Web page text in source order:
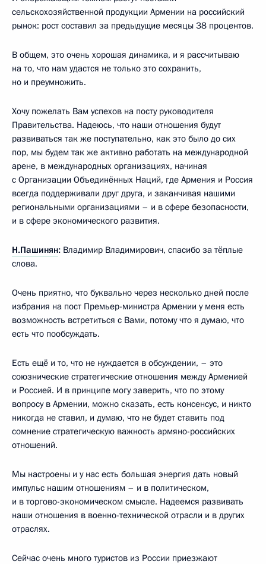
сельскохозяйственной продукции Армении на российский
рынок: рост составил за предыдущие месяцы 38 процентов.
В общем, это очень хорошая динамика, и я рассчитываю
на то, что нам удастся не только это сохранить,
но и преумножить.
Хочу пожелать Вам успехов на посту руководителя
Правительства. Надеюсь, что наши отношения будут
развиваться так же поступательно, как это было до сих
пор, мы будем так же активно работать на международной
арене, в международных организациях, начиная
с Организации Объединённых Наций, где Армения и Россия
всегда поддерживали друг друга, и заканчивая нашими
региональными организациями – и в сфере безопасности,
и в сфере экономического развития.
Н.Пашинян: Владимир Владимирович, спасибо за тёплые
слова.
Очень приятно, что буквально через несколько дней после
избрания на пост Премьер-министра Армении у меня есть
возможность встретиться с Вами, потому что я думаю, что
есть что пообсуждать.
Есть ещё и то, что не нуждается в обсуждении, – это
союзнические стратегические отношения между Арменией
и Россией. И в принципе могу заверить, что по этому
вопросу в Армении, можно сказать, есть консенсус, и никто
никогда не ставил, и думаю, что не будет ставить под
сомнение стратегическую важность армяно-российских
отношений.
Мы настроены и у нас есть большая энергия дать новый
импульс нашим отношениям – и в политическом,
и в торгово-экономическом смысле. Надеемся развивать
наши отношения в военно-технической отрасли и в других
отраслях.
Сейчас очень много туристов из России приезжают